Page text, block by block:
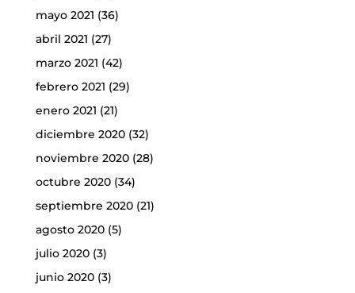
mayo 2021 (36)
abril 2021 (27)
marzo 2021 (42)
febrero 2021 (29)
enero 2021 (21)
diciembre 2020(32)
noviembre 2020(28)
octubre 2020(34)
septiembre 2020(21)
agosto 2020(5)
julio 2020(3)
junio 2020(3)